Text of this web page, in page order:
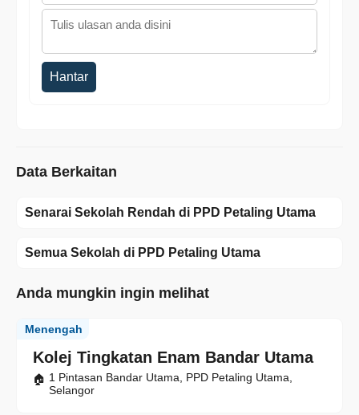
Hantar
Data Berkaitan
Senarai Sekolah Rendah di PPD Petaling Utama
Semua Sekolah di PPD Petaling Utama
Anda mungkin ingin melihat
Kolej Tingkatan Enam Bandar Utama
Menengah
1 Pintasan Bandar Utama, PPD Petaling Utama,
Selangor